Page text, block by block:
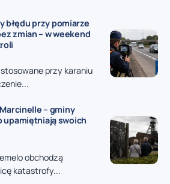
błędu przy pomiarze
zmian – w weekend
przy karaniu
– gminy
upamiętniają swoich
obchodzą
katastrofy...